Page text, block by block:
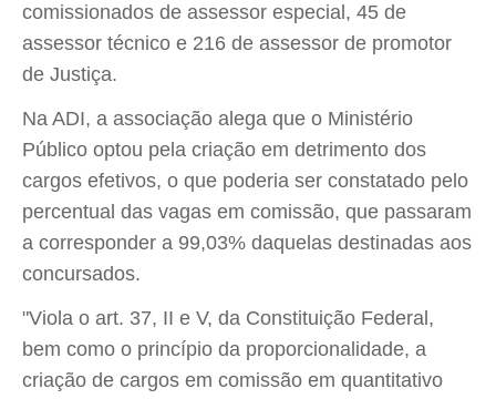
comissionados de assessor especial, 45 de
assessor técnico e 216 de assessor de promotor
de Justiça.
Na ADI, a associação alega que o Ministério
Público optou pela criação em detrimento dos
cargos efetivos, o que poderia ser constatado pelo
percentual das vagas em comissão, que passaram
a corresponder a 99,03% daquelas destinadas aos
concursados.
"Viola o art. 37, II e V, da Constituição Federal,
bem como o princípio da proporcionalidade, a
criação de cargos em comissão em quantitativo